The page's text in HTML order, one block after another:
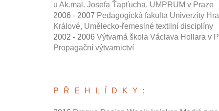
u Ak.mal. Josefa Ťapťucha, UMPRUM v Praze
2006 - 2007 Pedagogická fakulta Univerzity
Králové, Umělecko-řemeslné textilní disciplíny
2002 - 2006 Výtvarná škola Václava Hollara v
Propagační výtvarnictví
PŘEHLÍDKY: